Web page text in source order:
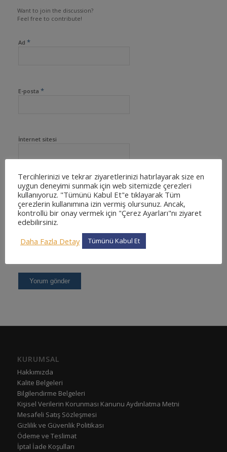
Want to join the discussion?
Feel free to contribute!
Ad *
E-posta *
İnternet sitesi
KURUMSAL
Hakkımızda
Kalite Belgeleri
Bilgilendirme Belgeleri
Kişisel Verilerin Korunması Kanunu Aydınlatma Metni
Mesafeli Satış Sözleşmesi
Gizlilik ve Güvenlik Politikası
Ödeme ve Teslimat
İptal İade Koşulları
Tercihlerinizi ve tekrar ziyaretlerinizi hatırlayarak size en
uygun deneyimi sunmak için web sitemizde çerezleri
kullanıyoruz. "Tümünü Kabul Et"e tıklayarak Tüm
çerezlerin kullanımına izin vermiş olursunuz. Ancak,
kontrollü bir onay vermek için "Çerez Ayarları"nı ziyaret
edebilirsiniz.
Daha Fazla Detay
Tümünü Kabul Et